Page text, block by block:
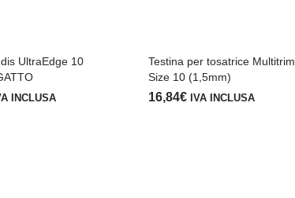
UltraEdge 10
INCLUSA
Testina per tosatrice Multitrim
Size 10 (1,5mm)
16,84€ IVA INCLUSA